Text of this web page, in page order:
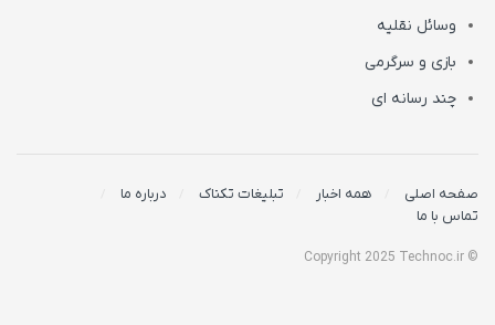
وسائل نقلیه
بازی و سرگرمی
چند رسانه ای
صفحه اصلی همه اخبار تبلیغات تکناک
درباره ما
تماس با ما
© Copyright 2025 Technoc.ir